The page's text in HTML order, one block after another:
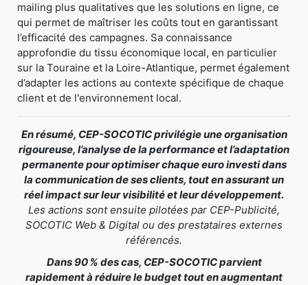
mailing plus qualitatives que les solutions en ligne, ce
qui permet de maîtriser les coûts tout en garantissant
l’efficacité des campagnes. Sa connaissance
approfondie du tissu économique local, en particulier
sur la Touraine et la Loire-Atlantique, permet également
d’adapter les actions au contexte spécifique de chaque
client et de l'environnement local.
En résumé, CEP-SOCOTIC privilégie une organisation
rigoureuse, l’analyse de la performance et l’adaptation
permanente pour optimiser chaque euro investi dans
la communication de ses clients, tout en assurant un
réel impact sur leur visibilité et leur développement.
Les actions sont ensuite pilotées par CEP-Publicité,
SOCOTIC Web & Digital ou des prestataires externes
référencés.
Dans 90 % des cas, CEP-SOCOTIC parvient
rapidement à réduire le budget tout en augmentant